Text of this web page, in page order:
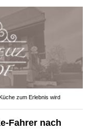
zum Erlebnis wird
Fahrer nach